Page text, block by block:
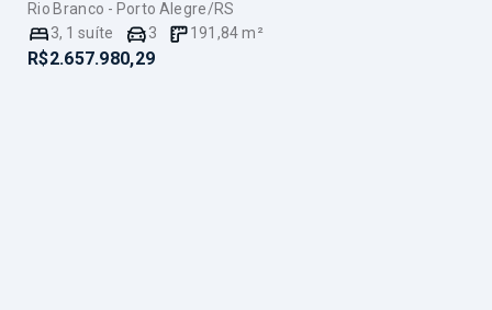
Rio Branco - Porto Alegre/RS
3, 1 suíte 3 191,84 m²
R$2.657.980,29